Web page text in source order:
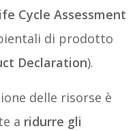
Cycle Assessment
di prodotto
Declaration).
delle risorse è
a ridurre gli